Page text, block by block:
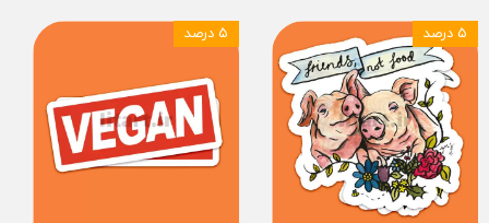
۵ درصد ۵ درصد